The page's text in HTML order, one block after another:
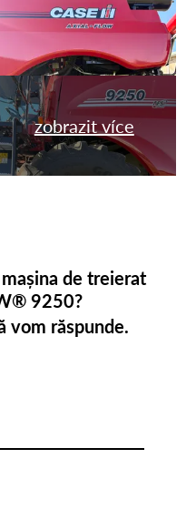
zobrazit více
de treierat
9250?
vom răspunde.